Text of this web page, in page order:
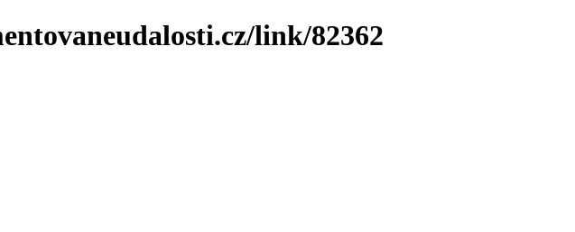
link/82362